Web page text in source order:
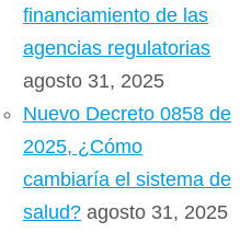
financiamiento de las
agencias regulatorias
agosto 31, 2025
Nuevo Decreto 0858 de
2025, ¿Cómo
cambiaría el sistema de
salud? agosto 31, 2025